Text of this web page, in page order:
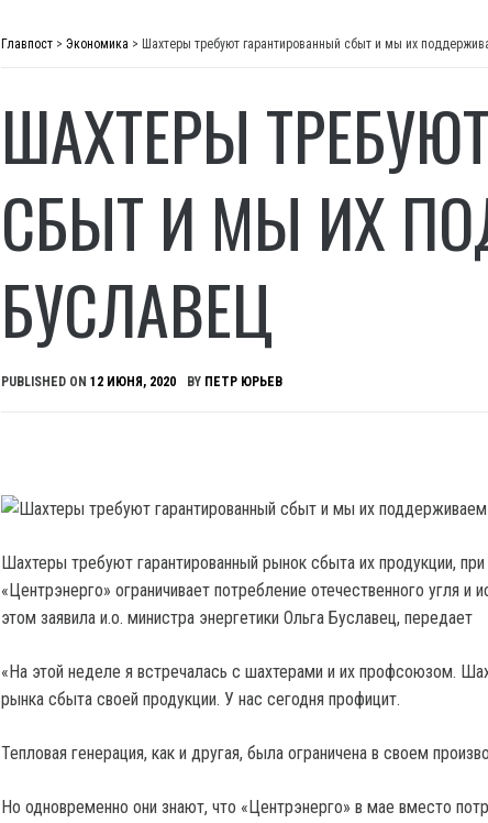
Главпост > Экономика > Шахтеры требуют гарантированный сбыт и мы их
ШАХТЕРЫ
СБЫТ И МЫ ИХ
БУСЛАВЕЦ
PUBLISHED ON 12 ИЮНЯ, 2020 BY ПЕТР ЮРЬЕВ
Шахтеры требуют гарантированный рынок сбыта их продукции,
«Центрэнерго» ограничивает потребление отечественного угля и
этом заявила и.о. министра энергетики Ольга Буславец, передает
«На этой неделе я встречалась с шахтерами и их профсоюзом.
рынка сбыта своей продукции. У нас сегодня профицит.
Тепловая генерация, как и другая, была ограничена в своем
Но одновременно они знают, что «Центрэнерго» в мае вместо